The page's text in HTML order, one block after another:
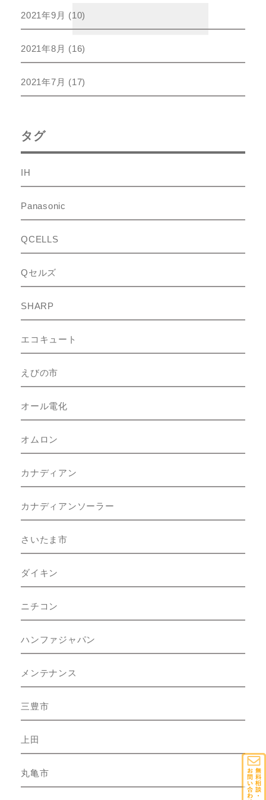
2021年9月 (10)
2021年8月 (16)
2021年7月 (17)
タグ
IH
Panasonic
QCELLS
Qセルズ
SHARP
エコキュート
えびの市
オール電化
オムロン
カナディアン
カナディアンソーラー
さいたま市
ダイキン
ニチコン
ハンファジャパン
メンテナンス
三豊市
上田
丸亀市